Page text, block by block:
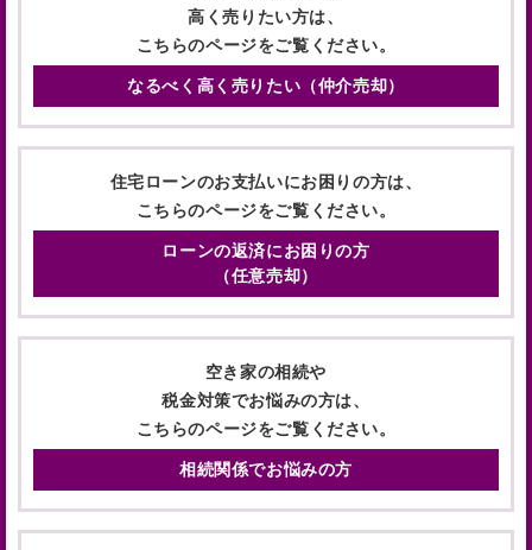
高く売りたい方は、
こちらのページをご覧ください。
なるべく高く売りたい （仲介売却）
住宅ローンのお支払いにお困りの方は、
こちらのページをご覧ください。
ローンの返済にお困りの方
（任意売却）
空き家の相続や
税金対策でお悩みの方は、
こちらのページをご覧ください。
相続関係でお悩みの方